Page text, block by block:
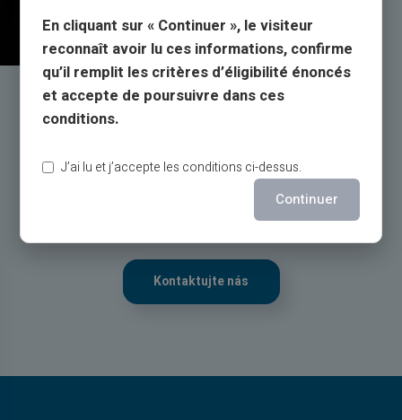
Servis a podpora
skutečnými lidmi, ne roboty
Zákaznický servis v angličtině k vašim službám lístkem
telefonicky od pondělí do soboty od 9h do 18h30
Kontaktujte nás
En cliquant sur « Continuer », le visiteur
reconnaît avoir lu ces informations, confirme
qu’il remplit les critères d’éligibilité énoncés
et accepte de poursuivre dans ces
conditions.
J’ai lu et j’accepte les conditions ci-dessus.
Continuer